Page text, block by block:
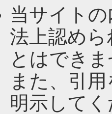
当サイト
法上認め
とはできま
また、引
明示してく